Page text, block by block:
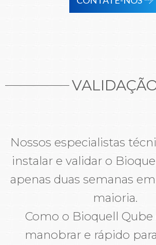
Nossos especialistas
instalar e validar o
apenas duas semanas
maioria.
Como o Bioquell Qube
manobrar e rápido